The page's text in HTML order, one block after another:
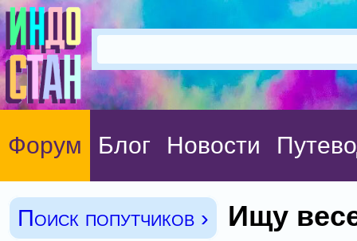
Форум Блог Новости
Поиск попутчиков ›
Ищу